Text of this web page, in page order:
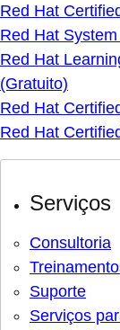
Red Hat
Red Hat
Red Hat
(Gratuito)
Red Hat
Red Hat
Serviços
Consultoria
Suporte
Serviços